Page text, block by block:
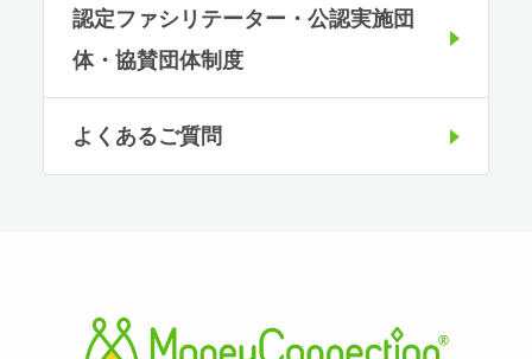
認定ファシリテーター・公認実施団
体・協賛団体制度
よくあるご質問